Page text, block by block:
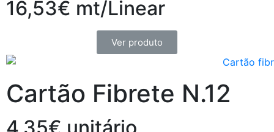
16,53€ mt/Linear
Ver produto
Cartão Fibrete N.12